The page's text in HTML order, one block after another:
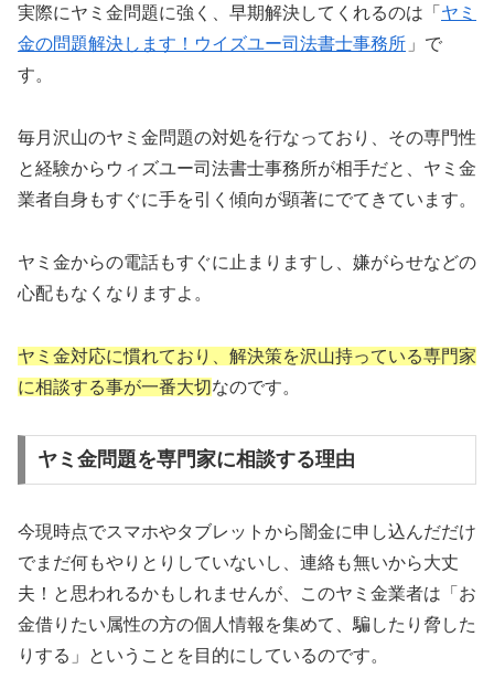
実際にヤミ金問題に強く、早期解決してくれるのは「 ヤミ
金の問題解決します！ウイズユー司法書士事務所 」で
す。
毎月沢山のヤミ金問題の対処を行なっており、その専門性
と経験からウィズユー司法書士事務所が相手だと、ヤミ金
業者自身もすぐに手を引く傾向が顕著にでてきています。
ヤミ金からの電話もすぐに止まりますし、嫌がらせなどの
心配もなくなりますよ。
ヤミ金対応に慣れており、解決策を沢山持っている専門家
に相談する事が一番大切なのです。
ヤミ金問題を専門家に相談する理由
今現時点でスマホやタブレットから闇金に申し込んだだけ
でまだ何もやりとりしていないし、連絡も無いから大丈
夫！と思われるかもしれませんが、このヤミ金業者は「お
金借りたい属性の方の個人情報を集めて、騙したり脅した
りする」ということを目的にしているのです。